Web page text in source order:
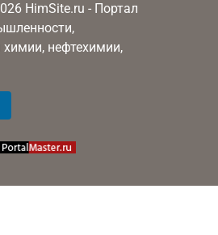
HimSite.ru - Портал
нефтехимии,